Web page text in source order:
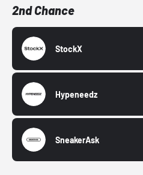
2nd Chance
StockX
Hypeneedz
SneakerAsk